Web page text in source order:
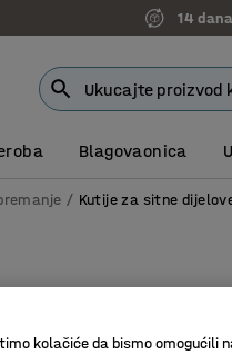
14
Blagovaonica
Kutije za sitne
kolačiće da bismo omogućili